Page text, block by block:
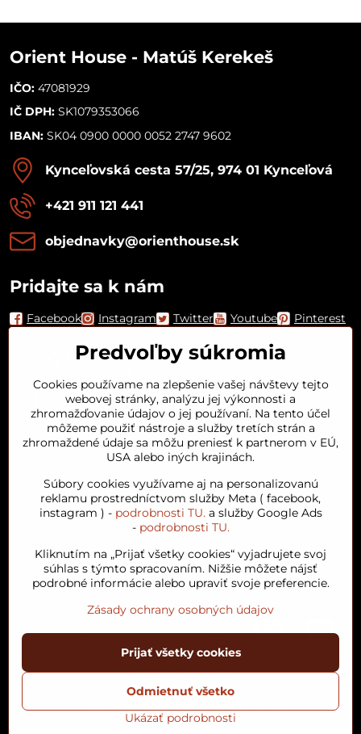
Orient House - Matúš Kerekeš
IČO: 47081929
IČ DPH: SK1079353066
IBAN: SK04 0900 0000 0052 2747 9602
Kynceľovská cesta 57/25, 974 01 Kynceľová
+421 911 121 441
objednavky​@orienthouse​.sk
Pridajte sa k nám
Facebook Instagram Twitter Youtube Pinterest
Orient House
Arganový olej
Obľúbené kategórie
©2026Copyright
Predvoľby súkromiaZásady ochrany osobných údajov
Podmienky používaniaStav objednávky
Vytvorené pomocou:BiznisWeb.sk
Predvoľby súkromia
Cookies používame na zlepšenie vašej návštevy tejto
webovej stránky, analýzu jej výkonnosti a
zhromažďovanie údajov o jej používaní. Na tento účel
môžeme použiť nástroje a služby tretích strán a
zhromaždené údaje sa môžu preniesť k partnerom v EÚ,
USA alebo iných krajinách.
Súbory cookies využívame aj na personalizovanú
reklamu prostredníctvom služby Meta ( facebook,
instagram ) - podrobnosti TU.a služby Google Ads
- podrobnosti TU.
Kliknutím na „Prijať všetky cookies“ vyjadrujete svoj
súhlas s týmto spracovaním. Nižšie môžete nájsť
podrobné informácie alebo upraviť svoje preferencie.
Zásady ochrany osobných údajov
Ukázať podrobnosti
Prijať všetky cookies
Odmietnuť všetko